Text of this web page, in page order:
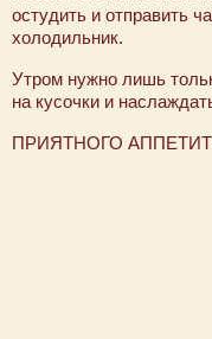
остудить и отправить
холодильник.
Утром нужно лишь
на кусочки и
ПРИЯТНОГО